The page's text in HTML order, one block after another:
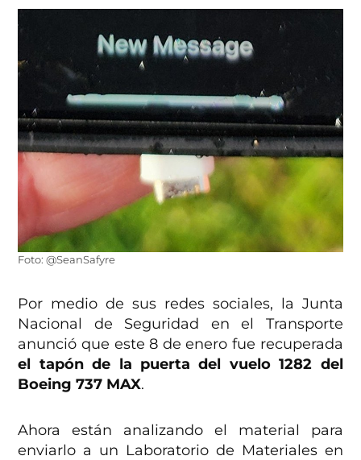
Foto: @SeanSafyre
Por medio de sus redes sociales, la Junta
Nacional de Seguridad en el Transporte
anunció que este 8 de enero fue recuperada
el tapón de la puerta del vuelo 1282 del
Boeing 737 MAX.
Ahora están analizando el material para
enviarlo a un Laboratorio de Materiales en